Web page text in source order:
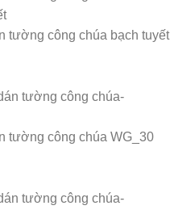
tường công chúa bạch tuyết
tường công chúa WG_30